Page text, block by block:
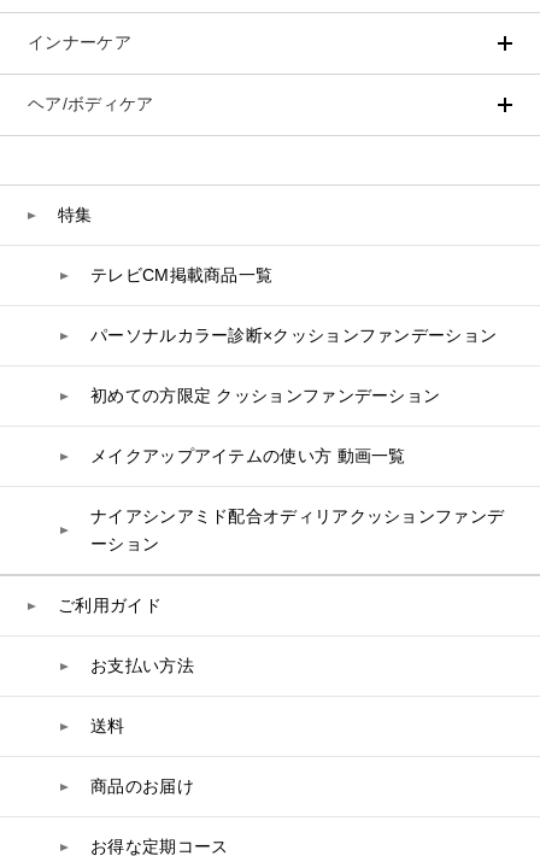
化粧水
美容液
オールインワン
リップケア
トラベルセット
スペシャルケア
CLÉSCIENCE Beauté
STEFANY AGING
BIVABOO（ビバブー）
ベースメイク
UVケア
インナーケア
成分別で探す
乳酸菌
コラーゲン
高麗人参
コエンザイム
白神秘境活性水
ヘルスサポート
ヘア/ボディケア
スカルプケア
シャンプー
トリートメント
ボディソープ
特集
テレビCM掲載商品一覧
パーソナルカラー診断×クッションファンデーション
初めての方限定 クッションファンデーション
メイクアップアイテムの使い方 動画一覧
ナイアシンアミド配合オディリアクッションファンデ
ーション
ご利用ガイド
お支払い方法
送料
商品のお届け
お得な定期コース